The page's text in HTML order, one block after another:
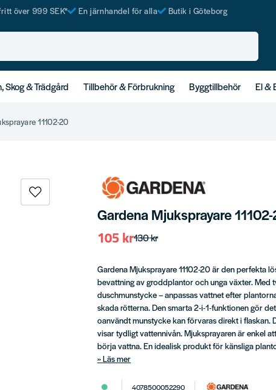
över 999 SEK* En järnhandel för alla Butik i Göteborg
Skog & Trädgård Tillbehör & Förbrukning Byggtillbehör El &
11102-20
Gardena Mjuksprayare
130 kr
105 kr
Gardena Mjuksprayare 11102-20 är den perfekta
bevattning av groddplantor och unga växter. Med
duschmunstycke – anpassas vattnet efter
skada rötterna. Den smarta 2-i-1-funktionen gör
oanvändt munstycke kan förvaras direkt i flaskan.
visar tydligt vattennivån. Mjuksprayaren är enkel
börja vattna. En idealisk produkt för känsliga
Läs mer
4078500052290